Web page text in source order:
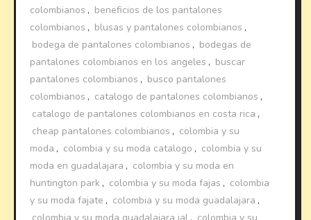
colombianos , beneficios de los pantalones
colombianos , blusas y pantalones colombianos ,
bodega de pantalones colombianos , bodegas de
pantalones colombianos en los angeles , buscar
pantalones colombianos , busco pantalones
colombianos , catalogo de pantalones colombianos ,
catalogo de pantalones colombianos en costa rica ,
cheap pantalones colombianos , colombia y su
moda , colombia y su moda catalogo , colombia y su
moda en guadalajara , colombia y su moda en
huntington park , colombia y su moda fajas , colombia
y su moda fajate , colombia y su moda guadalajara ,
colombia y su moda guadalajara jal , colombia y su